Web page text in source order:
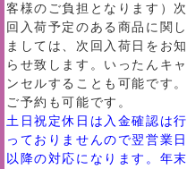
客様のご負担となります）次
回入荷予定のある商品に関し
ましては、次回入荷日をお知
らせ致します。いったんキャ
ンセルすることも可能です。
ご予約も可能です。
土日祝定休日は入金確認は行
っておりませんので翌営業日
以降の対応になります。年末